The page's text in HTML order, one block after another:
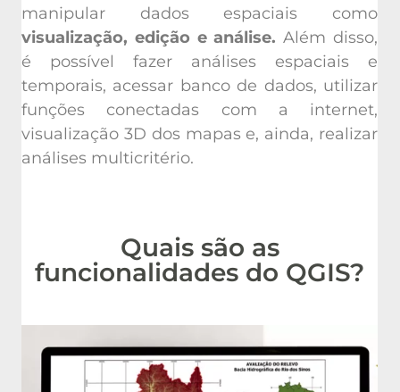
manipular dados espaciais como
visualização, edição e análise. Além disso,
é possível fazer análises espaciais e
temporais, acessar banco de dados, utilizar
funções conectadas com a internet,
visualização 3D dos mapas e, ainda, realizar
análises multicritério.
Quais são as
funcionalidades do QGIS?